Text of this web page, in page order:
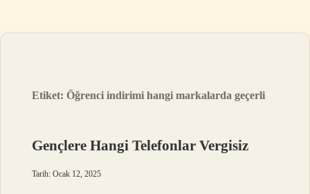
Etiket:Öğrenci indirimi hangi markalarda geçerli
Gençlere Hangi Telefonlar Vergisiz
Tarih: Ocak 12, 2025